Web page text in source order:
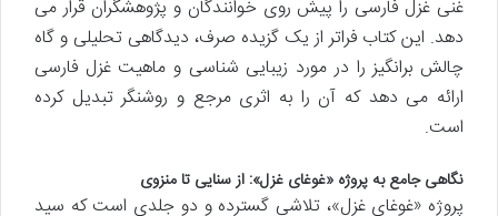
غنی غزل فارسی را پیش روی خوانندگان و پژوهشگران قرار می
دهد. این کتاب فراتر از یک گزیده صرف، دیدگاهی تحلیلی و گاه
چالش برانگیز را در مورد زیبایی شناسی و ماهیت غزل فارسی
ارائه می دهد که آن را به اثری مرجع و روشنگر تبدیل کرده
است.
نگاهی جامع به پروژه «غوغای غزل»: از سنایی تا منزوی
پروژه «غوغای غزل»، تلاشی گسترده و دو جلدی است که سید